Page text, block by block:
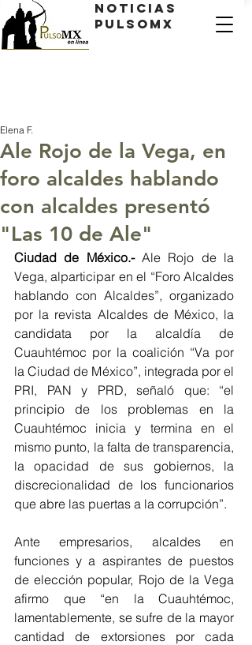
Noticias
PulsoMX
Ale Rojo de la Vega, en
foro alcaldes hablando
con alcaldes presentó
"Las 10 de Ale"
Elena F.
Ciudad de México.- Ale Rojo de la
Vega, alparticipar en el “Foro Alcaldes
hablando con Alcaldes”, organizado
por la revista Alcaldes de México, la
candidata por la alcaldía de
Cuauhtémoc por la coalición “Va por
la Ciudad de México”, integrada por el
PRI, PAN y PRD, señaló que: “el
principio de los problemas en la
Cuauhtémoc inicia y termina en el
mismo punto, la falta de transparencia,
la opacidad de sus gobiernos, la
discrecionalidad de los funcionarios
que abre las puertas a la corrupción”.
Ante empresarios, alcaldes en
funciones y a aspirantes de puestos
de elección popular, Rojo de la Vega
afirmo que “en la Cuauhtémoc,
lamentablemente, se sufre de la mayor
cantidad de extorsiones por cada